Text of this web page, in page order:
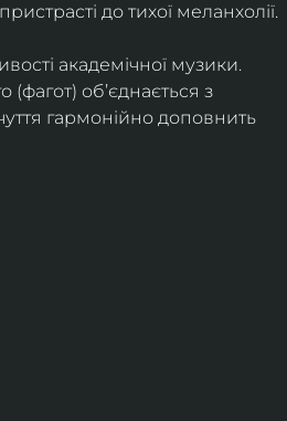
до тихої меланхолії.
академічної музики.
об’єднається з
гармонійно доповнить